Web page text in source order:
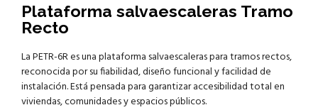
Plataforma salvaescaleras Tramo
Recto
La PETR-6R es una plataforma salvaescaleras para tramos rectos,
reconocida por su fiabilidad, diseño funcional y facilidad de
instalación. Está pensada para garantizar accesibilidad total en
viviendas, comunidades y espacios públicos.